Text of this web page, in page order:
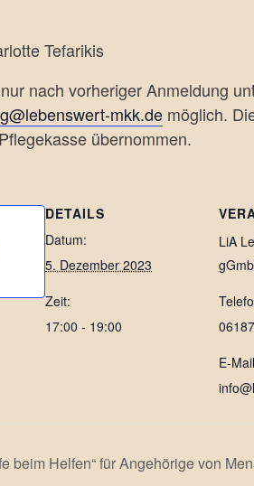
Tefarikis
nach vorheriger Anmeldung
mkk.de möglich.
übernommen.
DETAILS
Datum:
5. Dezember 2023
Zeit:
17:00 - 19:00
LiA
E-
beim Helfen“ für Angehörige von